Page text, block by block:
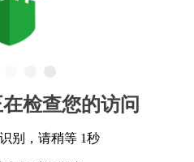
检查您的访问
别，请稍等 1秒